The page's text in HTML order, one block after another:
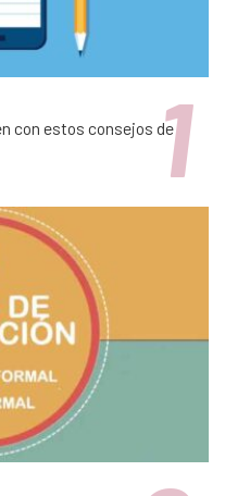
con estos consejos de